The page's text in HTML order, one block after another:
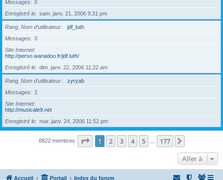
Messages
0
Enregistré le
sam. janv. 21, 2006 9:31 pm
Rang, Nom d’utilisateur
jdf_luth
Messages
0
Site Internet
http://perso.wanadoo.fr/jdf.luth/
Enregistré le
dim. janv. 22, 2006 11:22 am
Rang, Nom d’utilisateur
zyryab
Messages
2
Site Internet
http://musicale9.net
Enregistré le
mar. janv. 24, 2006 11:52 pm
8822 membres Page 1sur177
1 2 3 4 5 177
Aller à
Accueil Portail Index du forum